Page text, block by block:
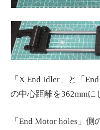
「X End Idler」と「
の中心距離を362mmに
「End Motor holes」